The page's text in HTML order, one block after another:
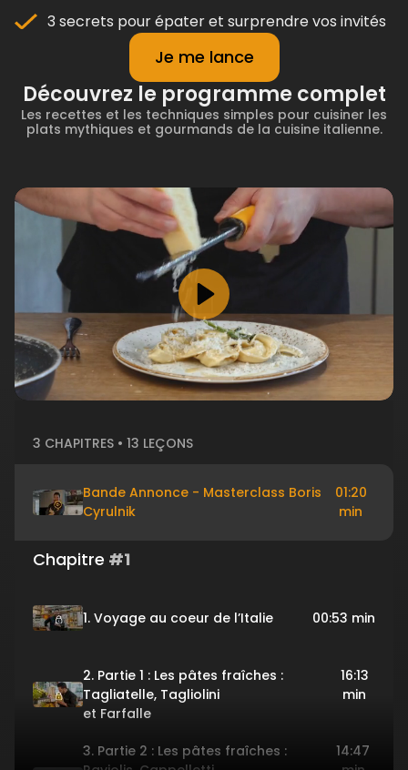
3 secrets pour épater et surprendre vos invités
Je me lance
Découvrez le programme complet
Les recettes et les techniques simples pour cuisiner les
plats mythiques et gourmands de la cuisine italienne.
3 CHAPITRES • 13 LEÇONS
Bande Annonce - Masterclass Boris
Cyrulnik
01:20
min
Chapitre #1
1. Voyage au coeur de l’Italie 00:53 min
2. Partie 1 : Les pâtes fraîches :
Tagliatelle, Tagliolini
et Farfalle
16:13
min
3. Partie 2 : Les pâtes fraîches :
14:47